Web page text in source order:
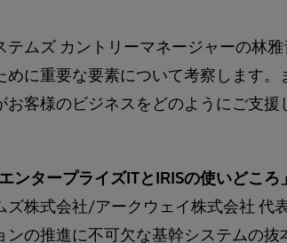
テムズ カントリーマネージャーの林
めに重要な要素について考察します
お客様のビジネスをどのようにご支
ンタープライズITとIRISの使いどころ」
ズ株式会社/アークウェイ株式会社 代
ンの推進に不可欠な基幹システムの